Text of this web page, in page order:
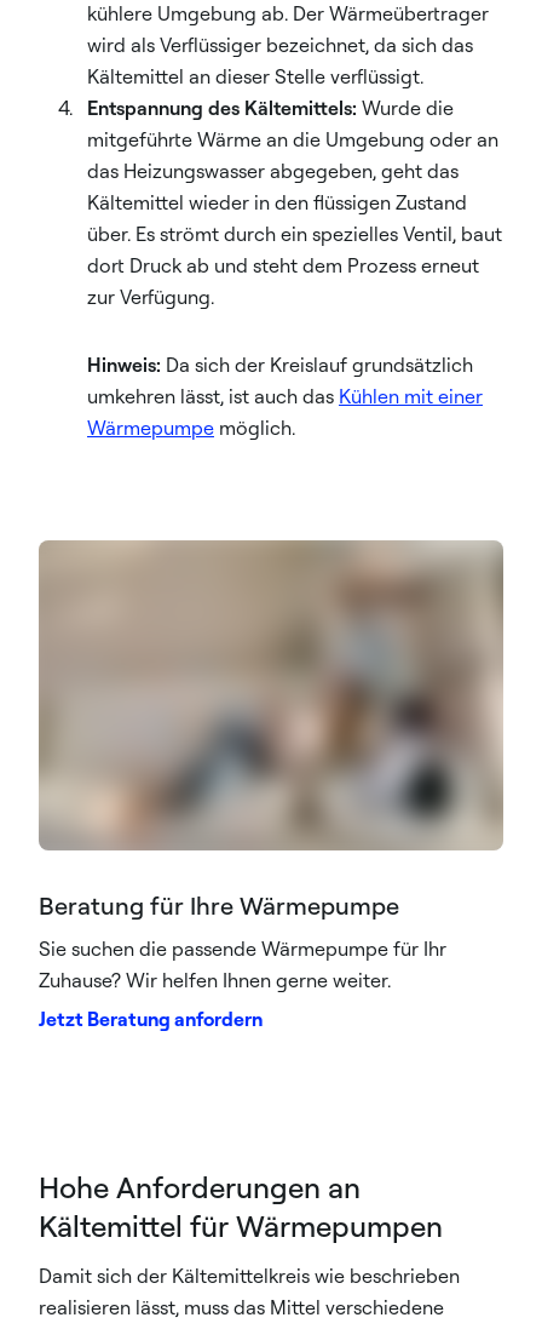
kühlere Umgebung ab. Der Wärmeübertrager
wird als Verflüssiger bezeichnet, da sich das
Kältemittel an dieser Stelle verflüssigt.
Entspannung des Kältemittels: Wurde die
mitgeführte Wärme an die Umgebung oder an
das Heizungswasser abgegeben, geht das
Kältemittel wieder in den flüssigen Zustand
über. Es strömt durch ein spezielles Ventil, baut
dort Druck ab und steht dem Prozess erneut
zur Verfügung.
Hinweis: Da sich der Kreislauf grundsätzlich
umkehren lässt, ist auch das Kühlen mit einer
Wärmepumpe möglich.
Beratung für Ihre Wärmepumpe
Sie suchen die passende Wärmepumpe für Ihr
Zuhause? Wir helfen Ihnen gerne weiter.
Jetzt Beratung anfordern
Hohe Anforderungen an
Kältemittel für Wärmepumpen
Damit sich der Kältemittelkreis wie beschrieben
realisieren lässt, muss das Mittel verschiedene